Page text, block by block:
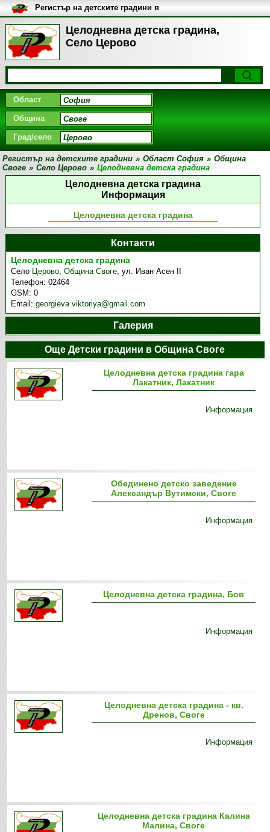
Целодневна детска градина,
Село Церово
Регистър на детските градини в
България
Област
Община
Град/село
Регистър на детските градини » Област София » Община
Своге » Село Церово » Целодневна детска градина
Целодневна детска градина
Информация
Целодневна детска градина
Контакти
Целодневна детска градина
Село Церово,Община Своге,ул. Иван Асен II
Телефон:02464
GSM:0
Email:georgieva viktoriya@gmail.com
Галерия
Още Детски градини в Община Своге
Целодневна детска градина гара
Лакатник, Лакатник
Информация
Обединено детско заведение
Александър Вутимски, Своге
Информация
Целодневна детска градина, Бов
Информация
Целодневна детска градина - кв.
Дренов, Своге
Информация
Целодневна детска градина Калина
Малина, Своге